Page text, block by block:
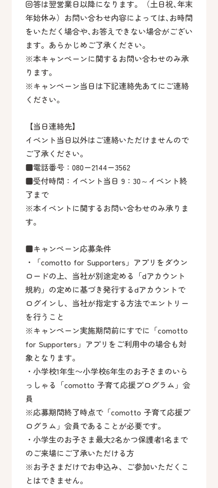
回答は翌営業日以降になります。（土日祝､年末
年始休み）お問い合わせ内容によっては､お時間
をいただく場合や､お答えできない場合がござい
ます。あらかじめご了承ください。
※本キャンペーンに関するお問い合わせのみ承
ります。
※キャンペーン当日は下記連絡先あてにご連絡
ください。
【当日連絡先】
イベント当日以外はご連絡いただけませんので
ご了承ください。
■電話番号：080ー2144ー3562
■受付時間：イベント当日 9：30～イベント終
了まで
※本イベントに関するお問い合わせのみ承りま
す。
■キャンペーン応募条件
・「comotto for Supporters」アプリをダウン
ロードの上、当社が別途定める「dアカウント
規約」の定めに基づき発行するdアカウントで
ログインし、当社が指定する方法でエントリー
を行うこと
※キャンペーン実施期間前にすでに「comotto
for Supporters」アプリをご利用中の場合も対
象となります。
・小学校1年生〜小学校6年生のお子さまのいら
っしゃる「comotto 子育て応援プログラム」会
員
※応募期間終了時点で「comotto 子育て応援プ
ログラム」会員であることが必要です。
・小学生のお子さま最大2名かつ保護者1名まで
のご来場にご了承いただける方
※お子さまだけでお申込み、ご参加いただくこ
とはできません。